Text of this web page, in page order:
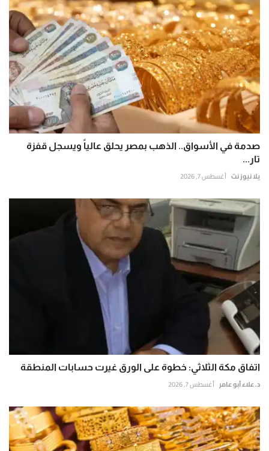
صدمة في الأسواق.. الذهب بمصر يحلق عالياً ويسجل قفزة
تار...
يلا نيوز نت أغسطس 7, 2026
اتفاق مكة الثلاثي: خطوة على الورق غيرت حسابات المنطقة
د. علاء أبو عامر أغسطس 7, 2026